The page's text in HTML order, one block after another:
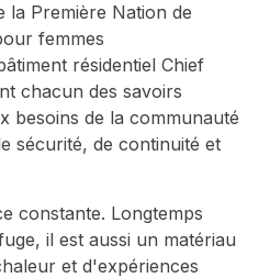
la Première Nation de
femmes
résidentiel Chief
chacun des savoirs
besoins de la communauté
sécurité, de continuité et
constante. Longtemps
il est aussi un matériau
et d'expériences